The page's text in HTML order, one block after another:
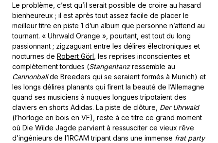
Le problème, c’est qu’il serait possible de croire au hasard
bienheureux ; il est après tout assez facile de placer le
meilleur titre en piste 1 d’un album que personne n’attend au
tournant. « Uhrwald Orange », pourtant, est tout du long
passionnant ; zigzaguant entre les délires électroniques et
nocturnes de Robert Görl , les reprises inconscientes et
complètement tordues (Stangentanzressemble au
Cannonballde Breeders qui se seraient formés à Munich) et
les longs délires planants qui firent la beauté de l’Allemagne
quand ses musiciens à nuques longues tripotaient des
claviers en shorts Adidas. La piste de clôture, Der Uhrwald
(l’horloge en bois en VF), reste à ce titre ce grand moment
où Die Wilde Jagde parvient à ressusciter ce vieux rêve
d’ingénieurs de l’IRCAM tripant dans une immense frat party